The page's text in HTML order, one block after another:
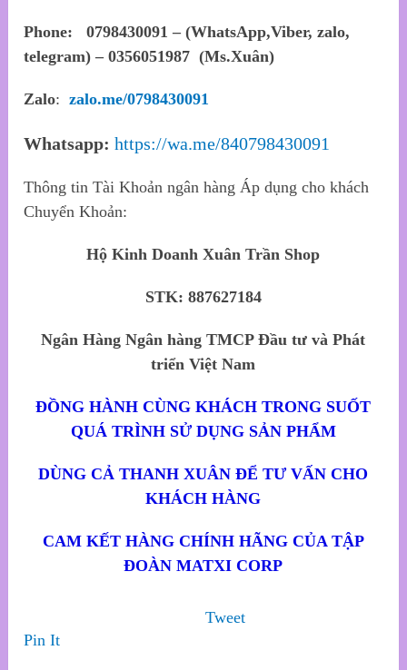
Phone: 0798430091 – (WhatsApp,Viber, zalo,
telegram) – 0356051987 (Ms.Xuân)
Zalo: zalo.me/0798430091
Whatsapp:https://wa.me/840798430091
Thông tin Tài Khoản ngân hàng Áp dụng cho khách
Chuyển Khoản:
Hộ Kinh Doanh Xuân Trần Shop
STK: 887627184
Ngân Hàng Ngân hàng TMCP Đầu tư và Phát
triển Việt Nam
ĐỒNG HÀNH CÙNG KHÁCH TRONG SUỐT
QUÁ TRÌNH SỬ DỤNG SẢN PHẨM
DÙNG CẢ THANH XUÂN ĐỂ TƯ VẤN CHO
KHÁCH HÀNG
CAM KẾT HÀNG CHÍNH HÃNG CỦA TẬP
ĐOÀN MATXI CORP
Tweet
Pin It